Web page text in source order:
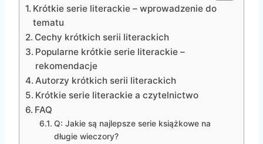
Krótkie serie literackie – wprowadzenie do
tematu
Cechy krótkich serii literackich
Popularne krótkie serie literackie –
rekomendacje
Autorzy krótkich serii literackich
Krótkie serie literackie a czytelnictwo
FAQ
Q: Jakie są najlepsze serie książkowe na
długie wieczory?